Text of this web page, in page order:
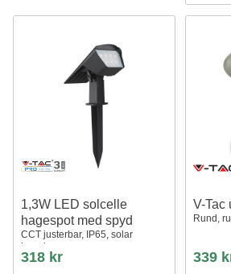
1,3W LED solcelle
hagespot med spyd
CCT justerbar, IP65, solar
hagelampe
318 kr
V-Tac
Rund,
339